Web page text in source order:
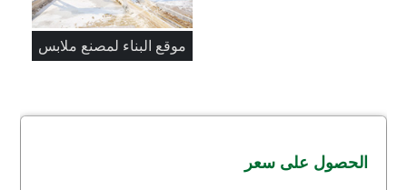
موقع البناء لمصنع ملابس
الحصول على سعر